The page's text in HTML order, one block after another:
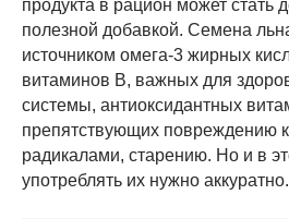
продукта в рацион может стать
полезной добавкой. Семена
источником омега-3 жирных
витаминов В, важных для
системы, антиоксидантных
препятствующих повреждению
радикалами, старению. Но и в
употреблять их нужно аккуратно.